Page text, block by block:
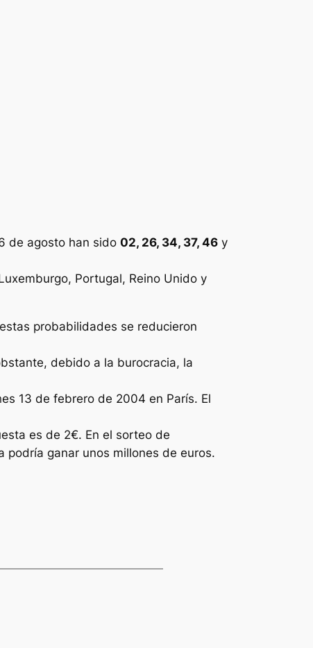
de agosto han sido 02, 26, 34, 37, 46 y
Portugal, Reino Unido y
probabilidades se reducieron
debido a la burocracia, la
13 de febrero de 2004 en París. El
es de 2€. En el sorteo de
podría ganar unos millones de euros.